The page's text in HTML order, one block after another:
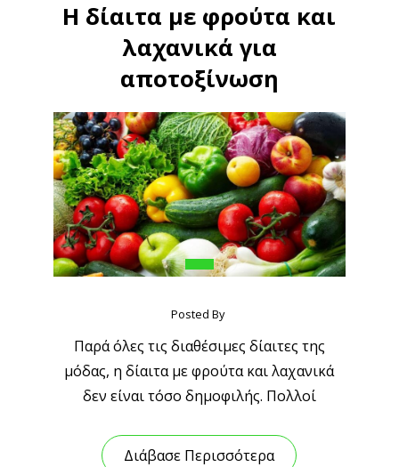
Η δίαιτα με φρούτα και
λαχανικά για
αποτοξίνωση
Posted By
Παρά όλες τις διαθέσιμες δίαιτες της
μόδας, η δίαιτα με φρούτα και λαχανικά
δεν είναι τόσο δημοφιλής. Πολλοί
Διάβασε Περισσότερα